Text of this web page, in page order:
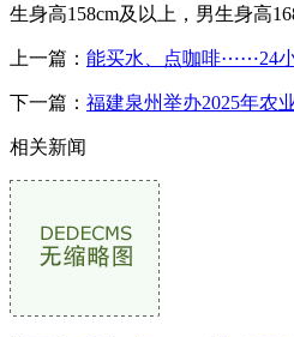
生身高158cm及以上，男生身高
上一篇： 能买水、点咖啡⋯⋯24
下一篇： 福建泉州举办2025年农
相关新闻